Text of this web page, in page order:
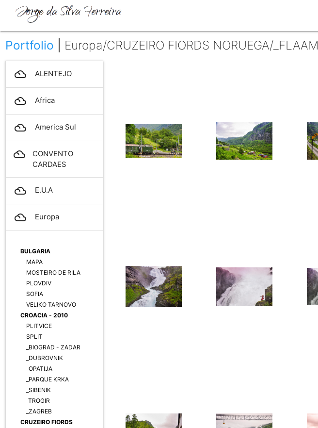
Portfolio Europa/CRUZEIRO FIORDS NORUEGA/_FLAAM
filter_drama ALENTEJO
filter_drama Africa
filter_drama America Sul
filter_drama
CONVENTO
CARDAES
filter_drama E.U.A
filter_drama Europa
BULGARIA
MAPA
MOSTEIRO DE RILA
PLOVDIV
SOFIA
VELIKO TARNOVO
CROACIA - 2010
PLITVICE
SPLIT
_BIOGRAD - ZADAR
_DUBROVNIK
_OPATIJA
_PARQUE KRKA
_SIBENIK
_TROGIR
_ZAGREB
CRUZEIRO FIORDS